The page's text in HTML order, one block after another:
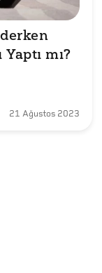
mı?
21 Ağustos 2023